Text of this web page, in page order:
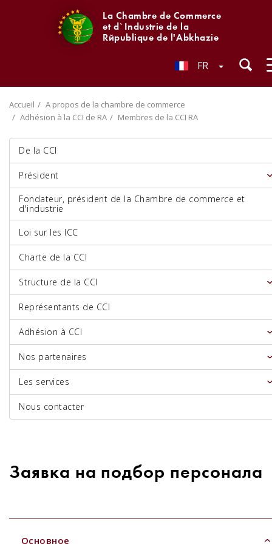
La Chambre de Commerce
et d`Industrie de la
République de l'Abkhazie
FR
Accueil
A propos de la chambre de commerce
Adhésion à la CCI de RA
Membres de la CCI RA
De la CCI
Président
Fondateur, président de la Chambre de commerce et
d'industrie
Loi sur les ICC
Charte de la CCI
Structure de la CCI
Représentants de CCI
Adhésion à CCI
Nos partenaires
Les services
Nous contacter
Заявка на подбор персонала
Основное